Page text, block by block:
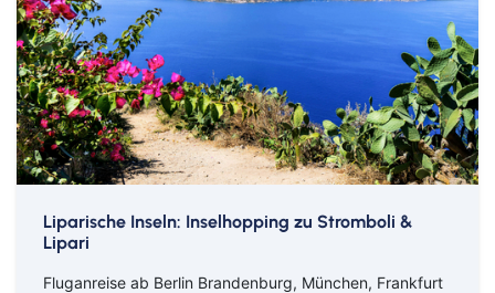
Liparische Inseln: Inselhopping zu Stromboli &
Lipari
Fluganreise ab Berlin Brandenburg, München, Frankfurt